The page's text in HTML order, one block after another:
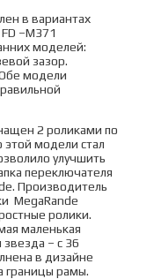
в вариантах
–M371
моделей:
зазор.
модели
2 роликами по
модели стал
улучшить
переключателя
Производитель
MegaRande
ролики.
маленькая
– с 36
в дизайне
границы рамы.